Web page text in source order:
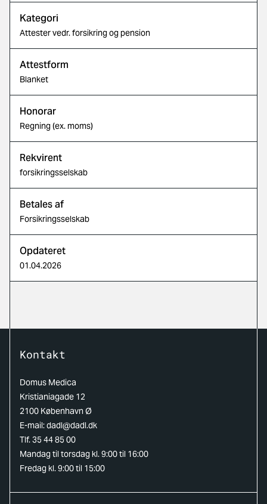
Kategori
Attester vedr. forsikring og pension
Attestform
Blanket
Honorar
Regning (ex. moms)
Rekvirent
forsikringsselskab
Betales af
Forsikringsselskab
Opdateret
01.04.2026
Kontakt
Domus Medica
Kristianiagade 12
2100 København Ø
E-mail:dadl@dadl.dk
Tlf. 35 44 85 00
Mandag til torsdag kl. 9:00 til 16:00
Fredag kl. 9:00 til 15:00